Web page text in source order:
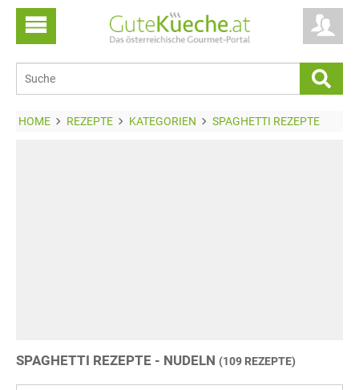
HOME REZEPTE KATEGORIEN SPAGHETTI REZEPTE
SPAGHETTI REZEPTE - NUDELN (109 REZEPTE)